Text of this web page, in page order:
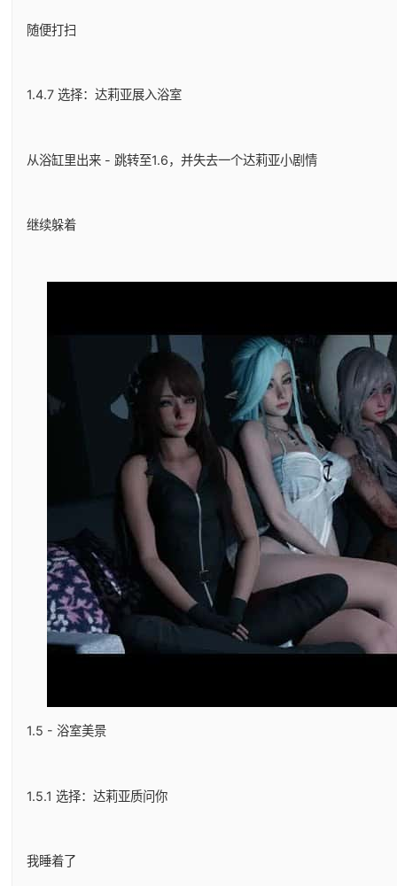
随便打扫
1.4.7 选择：达莉亚展入浴室
从浴缸里出来 - 跳转至1.6，并失去一个达莉亚小剧情
继续躲着
1.5 - 浴室美景
1.5.1 选择：达莉亚质问你
我睡着了